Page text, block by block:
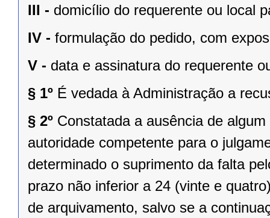
III - domicílio do requerente ou local
IV - formulação do pedido, com
V - data e assinatura do requerente
§ 1º É vedada à Administração a
§ 2º Constatada a ausência de
autoridade competente para o
determinado o suprimento da falta
prazo não inferior a 24 (vinte e
de arquivamento, salvo se a